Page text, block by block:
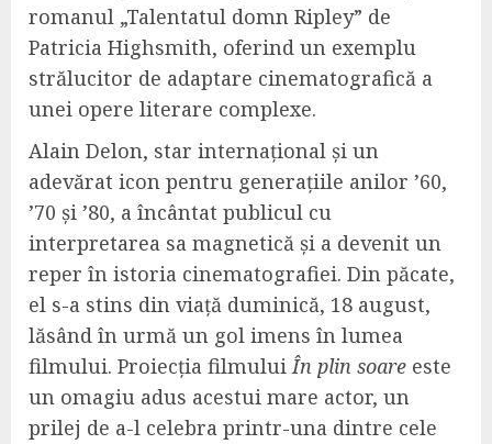
romanul „Talentatul domn Ripley” de
Patricia Highsmith, oferind un exemplu
strălucitor de adaptare cinematografică a
unei opere literare complexe.
Alain Delon, star internațional și un
adevărat icon pentru generațiile anilor ’60,
’70 și ’80, a încântat publicul cu
interpretarea sa magnetică și a devenit un
reper în istoria cinematografiei. Din păcate,
el s-a stins din viață duminică, 18 august,
lăsând în urmă un gol imens în lumea
filmului. Proiecția filmuluiÎn plin soare este
un omagiu adus acestui mare actor, un
prilej de a-l celebra printr-una dintre cele